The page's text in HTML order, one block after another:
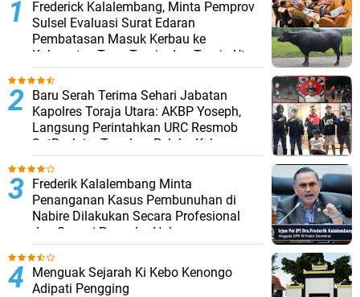
Frederick Kalalembang, Minta Pemprov
Sulsel Evaluasi Surat Edaran
Pembatasan Masuk Kerbau ke
Kabupaten Tana Toraja dan Toraja Utara
Baru Serah Terima Sehari Jabatan
Kapolres Toraja Utara: AKBP Yoseph,
Langsung Perintahkan URC Resmob
SatReskrim Tangkap Pelaku Kekerasan
Seksual Anak Di Bawah Umur
Frederik Kalalembang Minta
Penanganan Kasus Pembunuhan di
Nabire Dilakukan Secara Profesional
dan Sesuai Prosedur Hukum
Menguak Sejarah Ki Kebo Kenongo
Adipati Pengging